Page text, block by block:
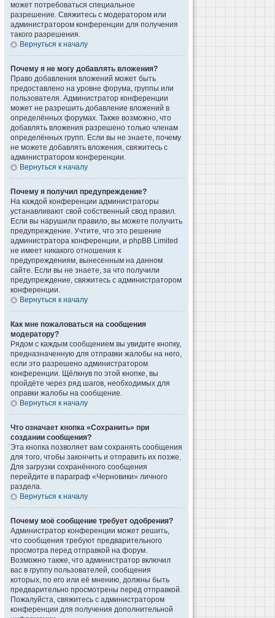
может потребоваться специальное
разрешение. Свяжитесь с модератором или
администратором конференции для получения
такого разрешения.
Вернуться к началу
Почему я не могу добавлять вложения?
Право добавления вложений может быть
предоставлено на уровне форума, группы или
пользователя. Администратор конференции
может не разрешить добавление вложений в
определённых форумах. Также возможно, что
добавлять вложения разрешено только членам
определённых групп. Если вы не знаете, почему
не можете добавлять вложения, свяжитесь с
администратором конференции.
Вернуться к началу
Почему я получил предупреждение?
На каждой конференции администраторы
устанавливают свой собственный свод правил.
Если вы нарушили правило, вы можете получить
предупреждение. Учтите, что это решение
администратора конференции, и phpBB Limited
не имеет никакого отношения к
предупреждениям, вынесенным на данном
сайте. Если вы не знаете, за что получили
предупреждение, свяжитесь с администратором
конференции.
Вернуться к началу
Как мне пожаловаться на сообщения
модератору?
Рядом с каждым сообщением вы увидите кнопку,
предназначенную для отправки жалобы на него,
если это разрешено администратором
конференции. Щёлкнув по этой кнопке, вы
пройдёте через ряд шагов, необходимых для
оправки жалобы на сообщение.
Вернуться к началу
Что означает кнопка «Сохранить» при
создании сообщения?
Эта кнопка позволяет вам сохранять сообщения
для того, чтобы закончить и отправить их позже.
Для загрузки сохранённого сообщения
перейдите в параграф «Черновики» личного
раздела.
Вернуться к началу
Почему моё сообщение требует одобрения?
Администратор конференции может решить,
что сообщения требуют предварительного
просмотра перед отправкой на форум.
Возможно также, что администратор включил
вас в группу пользователей, сообщения
которых, по его или её мнению, должны быть
предварительно просмотрены перед отправкой.
Пожалуйста, свяжитесь с администратором
конференции для получения дополнительной